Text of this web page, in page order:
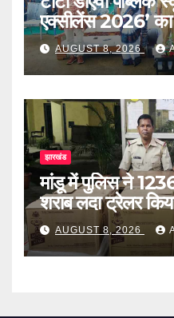
एक्सीलेंस 2026’
AUGUST 8, 2026
झारखंड
मांडू में पुलिस ने
शराब लदा ट्रेलर
AUGUST 8, 2026